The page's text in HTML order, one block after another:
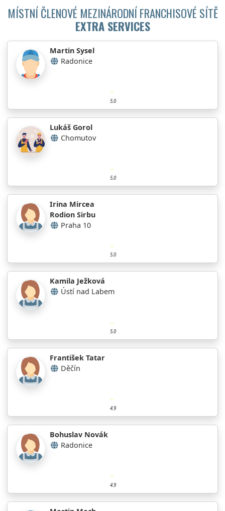
MÍSTNÍ ČLENOVÉ MEZINÁRODNÍ FRANCHISOVÉ SÍTĚ
EXTRA SERVICES
Martin Sysel
Radonice
5.0
Lukáš Gorol
Chomutov
5.0
Irina Mircea
Rodion Sirbu
Praha 10
5.0
Kamila Ježková
Ústí nad Labem
5.0
František Tatar
Děčín
4.9
Bohuslav Novák
Radonice
4.9